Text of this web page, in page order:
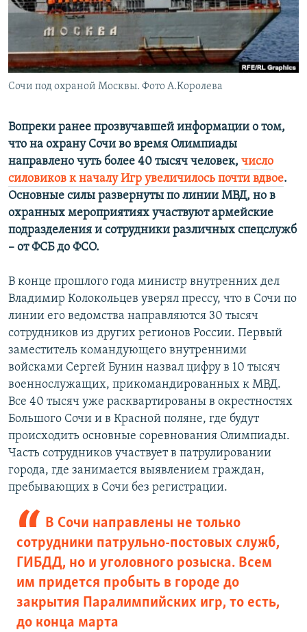
РАСПИСАНИЕ ВЕЩАНИЯ
ПОДПИШИТЕСЬ НА РАССЫЛКУ
СОЦИАЛЬНЫЕ СЕТИ
Все сайты РСЕ/РС
Сочи под охраной Москвы. Фото А.Королева
Вопреки ранее прозвучавшей информации о том,
что на охрану Сочи во время Олимпиады
направлено чуть более 40 тысяч человек, число
силовиков к началу Игр увеличилось почти вдвое.
Основные силы развернуты по линии МВД, но в
охранных мероприятиях участвуют армейские
подразделения и сотрудники различных спецслужб
– от ФСБ до ФСО.
В конце прошлого года министр внутренних дел
Владимир Колокольцев уверял прессу, что в Сочи по
линии его ведомства направляются 30 тысяч
сотрудников из других регионов России. Первый
заместитель командующего внутренними
войсками Сергей Бунин назвал цифру в 10 тысяч
военнослужащих, прикомандированных к МВД.
Все 40 тысяч уже расквартированы в окрестностях
Большого Сочи и в Красной поляне, где будут
происходить основные соревнования Олимпиады.
Часть сотрудников участвует в патрулировании
города, где занимается выявлением граждан,
пребывающих в Сочи без регистрации.
В Сочи направлены не только
сотрудники патрульно-постовых служб,
ГИБДД, но и уголовного розыска. Всем
им придется пробыть в городе до
закрытия Паралимпийских игр, то есть,
до конца марта